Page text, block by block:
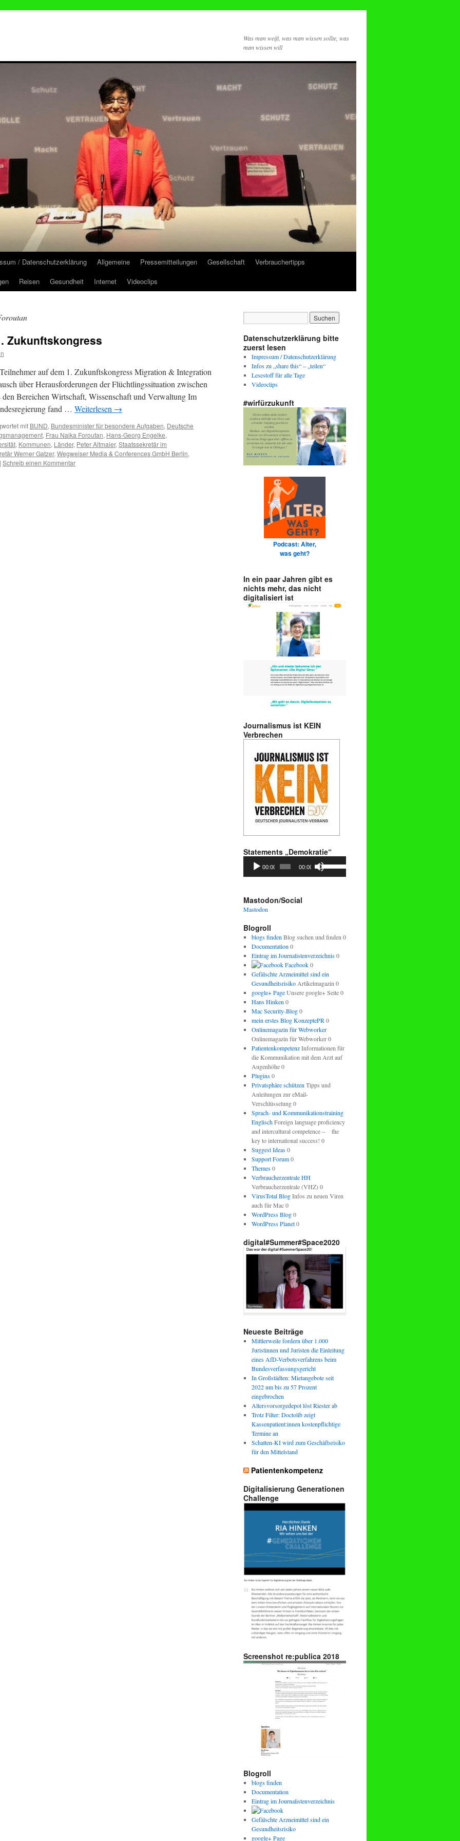
Was man weiß, was man wissen sollte, was
man wissen will
/ Datenschutzerklärung Allgemeine Pressemitteilungen Gesellschaft
Verbrauchertipps
Reisen Gesundheit Internet Videoclips
Zukunftskongress
auf dem 1. Zukunftskongress Migration & Integration
über Herausforderungen der Flüchtlingssituation zwischen
Bereichen Wirtschaft, Wissenschaft und Verwaltung Im
fand … Weiterlesen →
mit BUND, Bundesminister für besondere Aufgaben, Deutsche
, Frau Naika Foroutan, Hans-Georg Engelke,
, Kommunen, Länder, Peter Altmaier, Staatssekretär im
Werner Gatzer, Wegweiser Media & Conferences GmbH Berlin,
| Schreib einen Kommentar
Datenschutzerklärung bitte
zuerst lesen
Impressum / Datenschutzerklärung
Infos zu „share this“ – „teilen“
Lesestoff für alle Tage
Videoclips
#wirfürzukunft
Podcast: Alter,
was geht?
In ein paar Jahren gibt es
nichts mehr, das nicht
digitalisiert ist
Journalismus ist KEIN
Verbrechen
Statements „Demokratie“
Audio-
Player
00:00 00:00
Hoch/Runter
benutzen,
Mastodon/Social
Mastodon
Blogroll
blogs finden Blog suchen und finden 0
Documentation 0
Eintrag im Journalistenverzeichnis0
Facebook0
Gefälschte Arzneimittel sind ein
GesundheitsrisikoArtikelmagazin 0
google+ PageUnsere google+ Seite 0
Hans Hinken 0
Mac Security-Blog0
mein erstes Blog KonzeptePR 0
Onlinemagazin für Webworker
Onlinemagazin für Webworker 0
PatientenkompetenzInformationen für
die Kommunikation mit dem Arzt auf
Augenhöhe 0
Plugins0
Privatsphäre schützen Tipps und
Anleitungen zur eMail-
Verschlüsselung 0
Sprach- und Kommunikationstraining
EnglischForeign language proficiency
and intercultural competence – the
key to international success! 0
Suggest Ideas0
Support Forum0
Themes0
Verbraucherzentrale HH
Verbraucherzentrale (VHZ) 0
VirusTotal BlogInfos zu neuen Viren
auch für Mac 0
WordPress Blog0
WordPress Planet0
digital#Summer#Space2020
Neueste Beiträge
Mittlerweile fordern über 1.000
Juristinnen und Juristen die Einleitung
eines AfD-Verbotsverfahrens beim
Bundesverfassungsgericht
In Großstädten: Mietangebote seit
2022 um bis zu 57 Prozent
eingebrochen
Altersvorsorgedepot löst Riester ab
Trotz Filter: Doctolib zeigt
Kassenpatient:innen kostenpflichtige
Termine an
Schatten-KI wird zum Geschäftsrisiko
für den Mittelstand
Patientenkompetenz
Digitalisierung Generationen
Challenge
Screenshot re:publica 2018
Blogroll
blogs finden
Documentation
Eintrag im Journalistenverzeichnis
Gefälschte Arzneimittel sind ein
Gesundheitsrisiko
google+ Page